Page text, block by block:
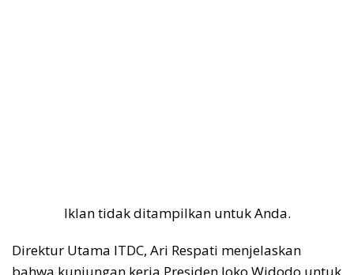
Iklan tidak ditampilkan untuk Anda.
Direktur Utama ITDC, Ari Respati menjelaskan
bahwa kunjungan kerja Presiden Joko Widodo untuk